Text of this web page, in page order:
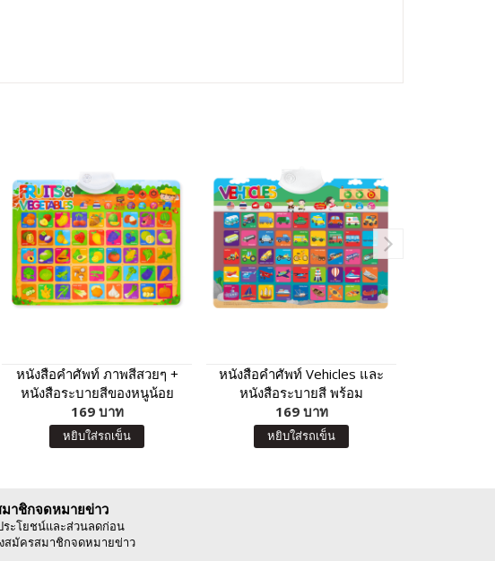
หนังสือคำศัพท์ ภาพสีสวยๆ +
หนังสือระบายสีของหนูน้อย
พร้อมโปสเตอร์พูดได้ กดแล้วมี
เสียง ผัก ผลไม้ นานาชนิด
Fruits & Vegetables
169 บาท
หยิบใส่รถเข็น
หนังสือคำศัพท์ Vehicles และ
หนังสือระบายสี พร้อม
โปสเตอร์ยานพาหนะพูดได้ กด
แล้วมีเสียง โปสเตอร์สำหรับ
เด็ก
169 บาท
หยิบใส่รถเข็น
าชิกจดหมายข่าว
ะโยชน์และส่วนลดก่อน
สมัครสมาชิกจดหมายข่าว